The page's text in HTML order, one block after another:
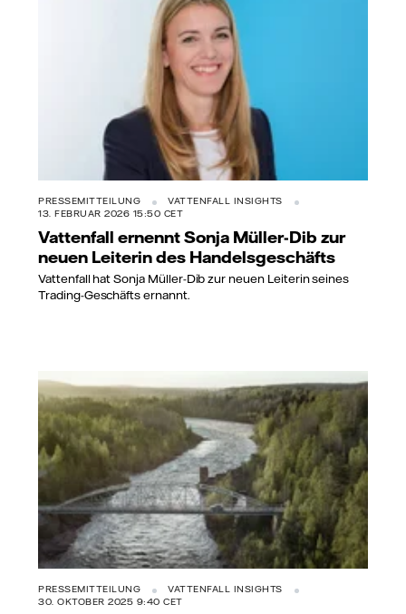
PRESSEMITTEILUNG
VATTENFALL INSIGHTS
13. FEBRUAR 2026 15:50 CET
Vattenfall ernennt Sonja Müller-Dib zur
neuen Leiterin des Handelsgeschäfts
Vattenfall hat Sonja Müller-Dib zur neuen Leiterin seines
Trading-Geschäfts ernannt.
PRESSEMITTEILUNG
VATTENFALL INSIGHTS
30. OKTOBER 2025 9:40 CET